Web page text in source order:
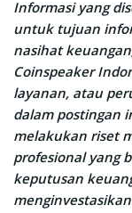
Informasi yang
untuk tujuan
nasihat
Coinspeaker
layanan, atau
dalam postingan
melakukan riset
profesional yang
keputusan